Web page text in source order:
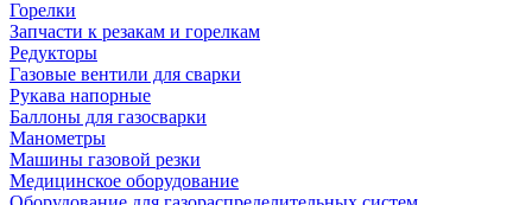
Горелки
Запчасти к резакам и горелкам
Редукторы
Газовые вентили для сварки
Рукава напорные
Баллоны для газосварки
Манометры
Машины газовой резки
Медицинское оборудование